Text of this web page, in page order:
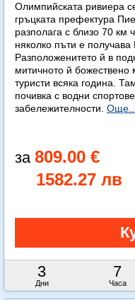
Олимпийската ривиера
гръцката префектура
разполага с близо 70 км
няколко пъти е
Разположенитето й в
митичното й
туристи всяка година.
почивка с водни
забележителности. Още...
809.00 €
1582.27 лв
3
Дни
7
Часа